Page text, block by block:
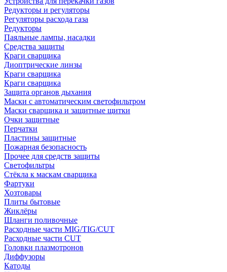
Редукторы и регуляторы
Регуляторы расхода газа
Редукторы
Паяльные лампы, насадки
Средства защиты
Краги сварщика
Диоптрические линзы
Краги сварщика
Краги сварщика
Защита органов дыхания
Маски с автоматическим светофильтром
Маски сварщика и защитные щитки
Очки защитные
Перчатки
Пластины защитные
Пожарная безопасность
Прочее для средств защиты
Светофильтры
Стёкла к маскам сварщика
Фартуки
Хозтовары
Плиты бытовые
Жиклёры
Шланги поливочные
Расходные части MIG/TIG/CUT
Расходные части CUT
Головки плазмотронов
Диффузоры
Катоды